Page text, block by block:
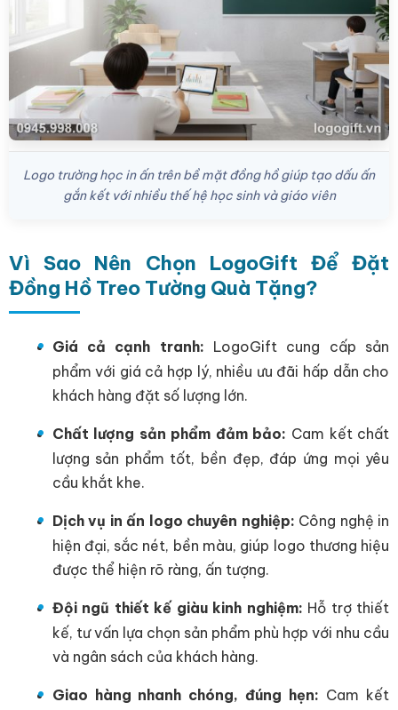
Logo trường học in ấn trên bề mặt đồng hồ giúp tạo dấu ấn
gắn kết với nhiều thế hệ học sinh và giáo viên
Vì Sao Nên Chọn LogoGift Để Đặt
Đồng Hồ Treo Tường Quà Tặng?
Giá cả cạnh tranh: LogoGift cung cấp sản
phẩm với giá cả hợp lý, nhiều ưu đãi hấp dẫn cho
khách hàng đặt số lượng lớn.
Chất lượng sản phẩm đảm bảo: Cam kết chất
lượng sản phẩm tốt, bền đẹp, đáp ứng mọi yêu
cầu khắt khe.
Dịch vụ in ấn logo chuyên nghiệp: Công nghệ in
hiện đại, sắc nét, bền màu, giúp logo thương hiệu
được thể hiện rõ ràng, ấn tượng.
Đội ngũ thiết kế giàu kinh nghiệm: Hỗ trợ thiết
kế, tư vấn lựa chọn sản phẩm phù hợp với nhu cầu
và ngân sách của khách hàng.
Giao hàng nhanh chóng, đúng hẹn: Cam kết